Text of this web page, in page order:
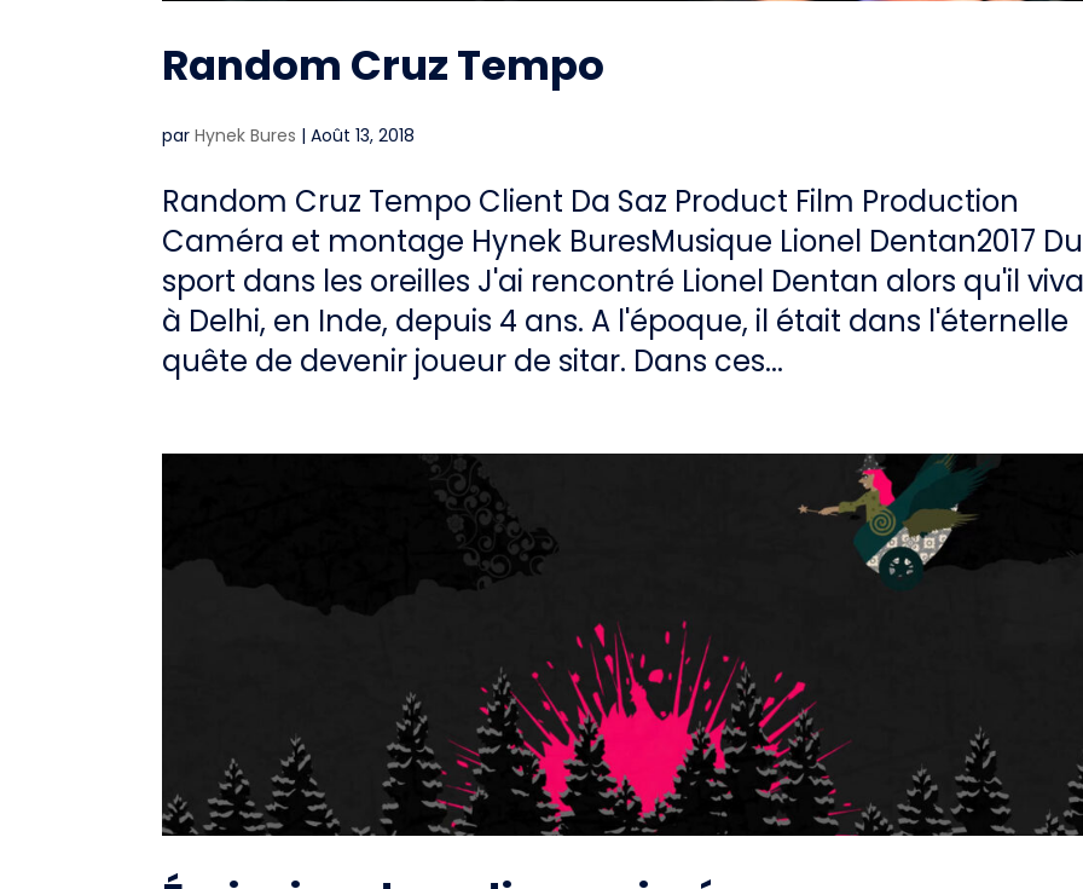
Random Cruz Tempo
parHynek Bures |Août 13, 2018
Random Cruz Tempo Client Da Saz Product Film Production
Caméra et montage Hynek BuresMusique Lionel Dentan2017 Du
sport dans les oreilles J'ai rencontré Lionel Dentan alors qu'il
à Delhi, en Inde, depuis 4 ans. A l'époque, il était dans l'éternelle
quête de devenir joueur de sitar. Dans ces...